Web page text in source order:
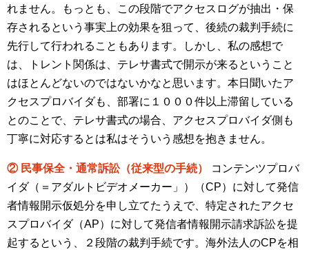
れません。もっとも、この段階でアクセスログが抽出・保
存されるという事実上の効果を狙って、後続の裁判手続に
先行して行われることもあります。しかし、私の感想で
は、トレント関係は、テレサ書式で開示が来るということ
はほとんどないのではないかなと思います。本日聞いたア
クセスプロバイダも、部署に１０００件以上滞留している
とのことで、テレサ書式の場合、アクセスプロバイダ側も
丁寧に対応するとは私はそういう感想を抱きません。
② 民事保全・通常訴訟（従来型の手続）
コンテンツプロバ
イダ（＝アダルトビデオメーカー」）（CP）に対して発信
者情報開示仮処分を申し立てたうえで、特定されたアクセ
スプロバイダ（AP）に対して発信者情報開示請求訴訟を提
起するという、２段階の裁判手続です。海外法人のCPを相